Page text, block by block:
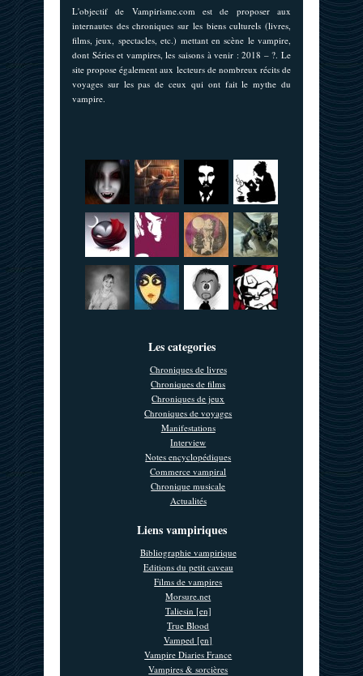
L'objectif de Vampirisme.com est de proposer aux
internautes des chroniques sur les biens culturels (livres,
films, jeux, spectacles, etc.) mettant en scène le vampire,
dont Séries et vampires, les saisons à venir : 2018 – ?. Le
site propose également aux lecteurs de nombreux récits de
voyages sur les pas de ceux qui ont fait le mythe du
vampire.
Les categories
Chroniques de livres
Chroniques de films
Chroniques de jeux
Chroniques de voyages
Manifestations
Interview
Notes encyclopédiques
Commerce vampiral
Chronique musicale
Actualités
Liens vampiriques
Bibliographie vampirique
Editions du petit caveau
Films de vampires
Morsure.net
Taliesin [en]
True Blood
Vamped [en]
Vampire Diaries France
Vampires & sorcières